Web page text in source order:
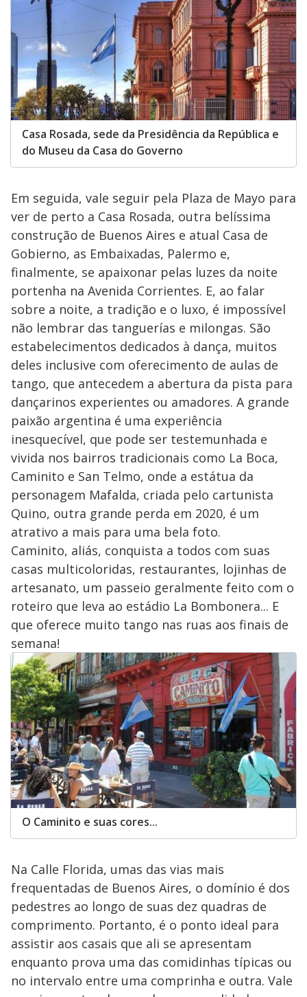
Casa Rosada, sede da Presidência da República e
do Museu da Casa do Governo
Em seguida, vale seguir pela Plaza de Mayo para
ver de perto a Casa Rosada, outra belíssima
construção de Buenos Aires e atual Casa de
Gobierno, as Embaixadas, Palermo e,
finalmente, se apaixonar pelas luzes da noite
portenha na Avenida Corrientes. E, ao falar
sobre a noite, a tradição e o luxo, é impossível
não lembrar das tanguerías e milongas. São
estabelecimentos dedicados à dança, muitos
deles inclusive com oferecimento de aulas de
tango, que antecedem a abertura da pista para
dançarinos experientes ou amadores. A grande
paixão argentina é uma experiência
inesquecível, que pode ser testemunhada e
vivida nos bairros tradicionais como La Boca,
Caminito e San Telmo, onde a estátua da
personagem Mafalda, criada pelo cartunista
Quino, outra grande perda em 2020, é um
atrativo a mais para uma bela foto.
Caminito, aliás, conquista a todos com suas
casas multicoloridas, restaurantes, lojinhas de
artesanato, um passeio geralmente feito com o
roteiro que leva ao estádio La Bombonera... E
que oferece muito tango nas ruas aos finais de
semana!
O Caminito e suas cores...
Na Calle Florida, umas das vias mais
frequentadas de Buenos Aires, o domínio é dos
pedestres ao longo de suas dez quadras de
comprimento. Portanto, é o ponto ideal para
assistir aos casais que ali se apresentam
enquanto prova uma das comidinhas típicas ou
no intervalo entre uma comprinha e outra. Vale